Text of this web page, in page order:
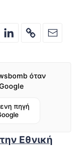
όταν
πηγή
Εθνική